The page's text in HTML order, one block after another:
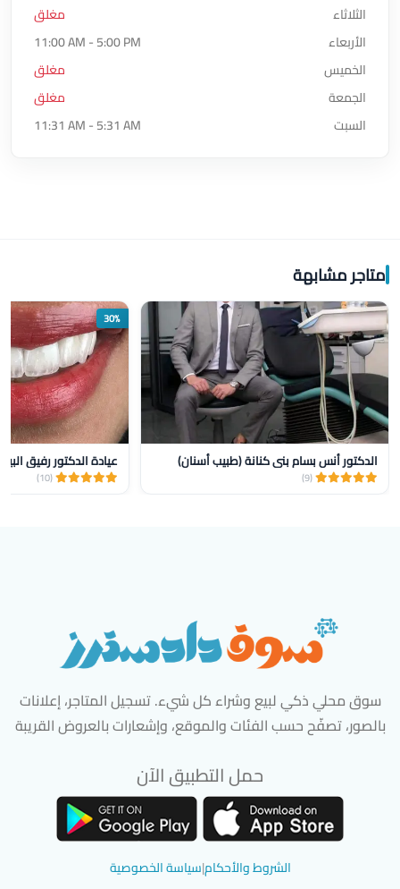
الثلاثاء
مغلق
الأربعاء
11:00 AM - 5:00 PM
الخميس
مغلق
الجمعة
مغلق
السبت
11:31 AM - 5:31 AM
متاجر مشابهة
الدكتور أنس بسام بني كنانة (طبيب أسنان)
(9)
30%
عيادة الدكتور رفيق
(10)
سوق محلي ذكي لبيع وشراء كل شيء. تسجيل المتاجر، إعلانات
بالصور، تصفّح حسب الفئات والموقع، وإشعارات بالعروض القريبة
حمل التطبيق الآن
الشروط والأحكام|سياسة الخصوصية